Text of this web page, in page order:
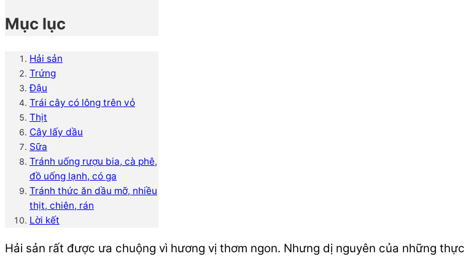
Mục lục
Hải sản
Trứng
Đậu
Trái cây có lông trên vỏ
Thịt
Cây lấy dầu
Sữa
Tránh uống rượu bia, cà phê,
đồ uống lạnh, có ga
Tránh thức ăn dầu mỡ, nhiều
thịt, chiên, rán
Lời kết
Hải sản rất được ưa chuộng vì hương vị thơm ngon. Nhưng dị nguyên của những